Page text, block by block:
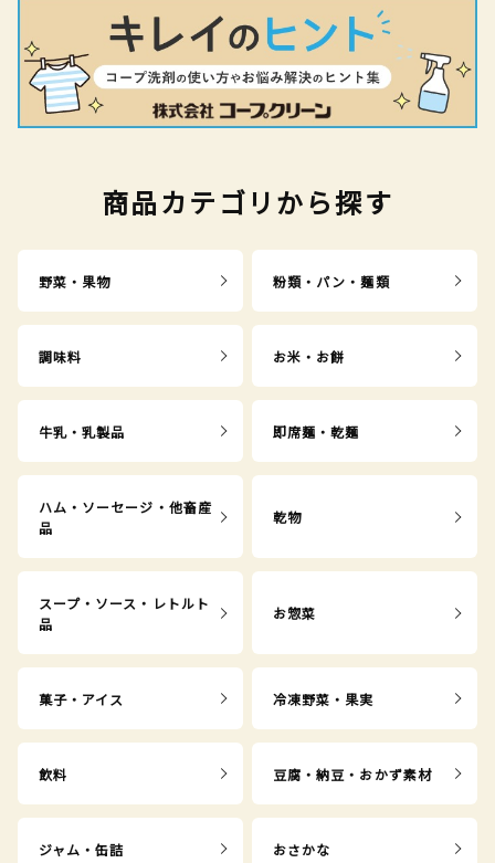
商品カテゴリから探す
野菜・果物 粉類・パン・麺類
調味料 お米・お餅
牛乳・乳製品 即席麺・乾麺
ハム・ソーセージ・他畜産
品
乾物
スープ・ソース・レトルト
品
お惣菜
菓子・アイス 冷凍野菜・果実
飲料 豆腐・納豆・おかず素材
ジャム・缶詰 おさかな